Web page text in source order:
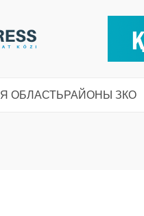
ОБЛАСТЬРАЙОНЫ ЗКО